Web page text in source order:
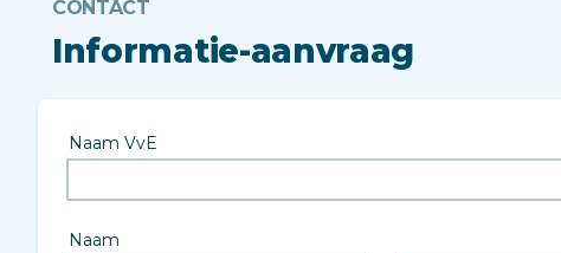
CONTACT
Informatie-aanvraag
Naam VvE
Naam